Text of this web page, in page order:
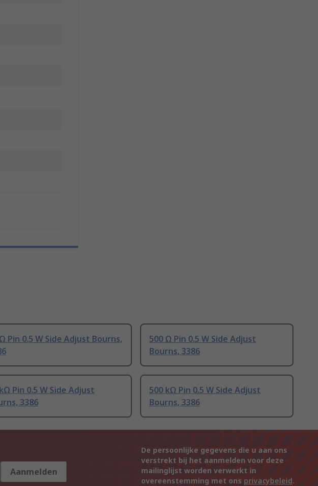
Pin 0.5 W Side Adjust Bourns,
500 Ω Pin 0.5 W Side Adjust
Bourns, 3386
Pin 0.5 W Side Adjust
3386
500 kΩ Pin 0.5 W Side Adjust
Bourns, 3386
Aanmelden
De persoonlijke gegevens die u aan ons
verstrekt bij het aanmelden voor deze
mailinglijst worden verwerkt in
overeenstemming met ons privacybeleid.